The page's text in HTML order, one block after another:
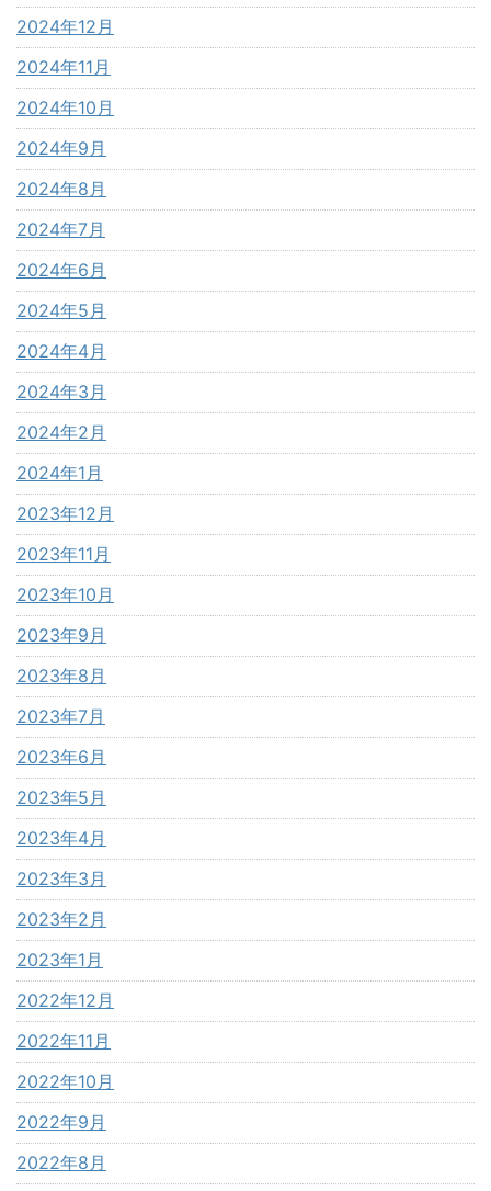
2024年12月
2024年11月
2024年10月
2024年9月
2024年8月
2024年7月
2024年6月
2024年5月
2024年4月
2024年3月
2024年2月
2024年1月
2023年12月
2023年11月
2023年10月
2023年9月
2023年8月
2023年7月
2023年6月
2023年5月
2023年4月
2023年3月
2023年2月
2023年1月
2022年12月
2022年11月
2022年10月
2022年9月
2022年8月